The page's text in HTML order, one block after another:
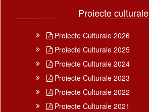
Proiecte culturale
Proiecte Culturale 2026
Proiecte Culturale 2025
Proiecte Culturale 2024
Proiecte Culturale 2023
Proiecte Culturale 2022
Proiecte Culturale 2021